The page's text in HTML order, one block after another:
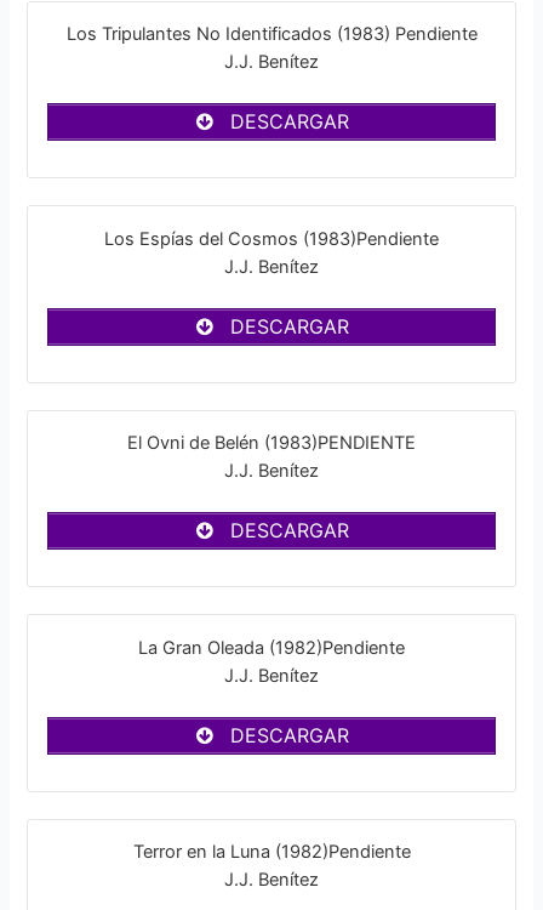
Los Tripulantes No Identificados (1983) Pendiente
J.J. Benítez
DESCARGAR
Los Espías del Cosmos (1983)Pendiente
J.J. Benítez
DESCARGAR
El Ovni de Belén (1983)PENDIENTE
J.J. Benítez
DESCARGAR
La Gran Oleada (1982)Pendiente
J.J. Benítez
DESCARGAR
Terror en la Luna (1982)Pendiente
J.J. Benítez